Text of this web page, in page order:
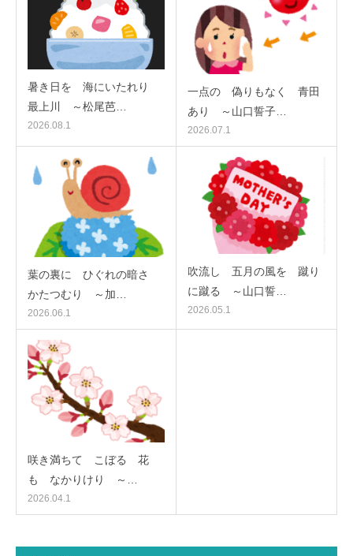
暑き日を 海にいたれり
最上川 ～松尾芭…
2026.08.1
一点の 偽りもなく 青田
あり ～山口誓子…
2026.07.1
葉の裏に ひぐれの暗さ
かたつむり ～加…
2026.06.1
吹流し 五月の風を 蹴り
に蹴る ～山口誓…
2026.05.1
咲き満ちて こぼるゝ花
も なかりけり ～…
2026.04.1